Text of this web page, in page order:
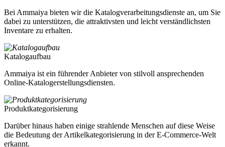
Bei Ammaiya bieten wir die Katalogverarbeitungsdienste an, um Sie
dabei zu unterstützen, die attraktivsten und leicht verständlichsten
Inventare zu erhalten.
Katalogaufbau
Ammaiya ist ein führender Anbieter von stilvoll ansprechenden
Online-Katalogerstellungsdiensten.
Produktkategorisierung
Darüber hinaus haben einige strahlende Menschen auf diese Weise
die Bedeutung der Artikelkategorisierung in der E-Commerce-Welt
erkannt.